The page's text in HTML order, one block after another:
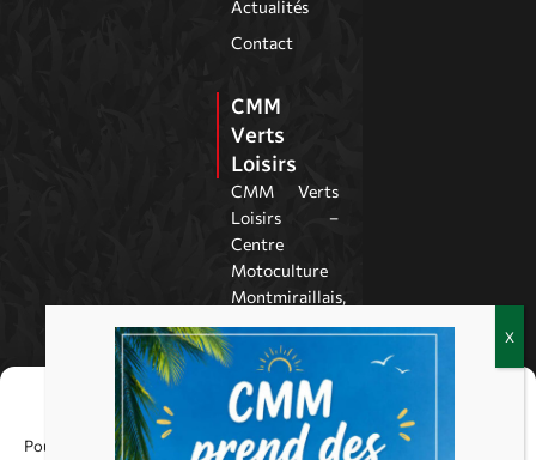
Gérer le consentement
Pour offrir les meilleures expériences, nous utilisons des technologies
Actualités
Contact
CMM
Verts
Loisirs
CMM Verts
Loisirs –
Centre
Motoculture
Montmiraillais,
à Montmirail
dans la Marne,
est spécialisé
dans la vente,
la réparation,
les pièces